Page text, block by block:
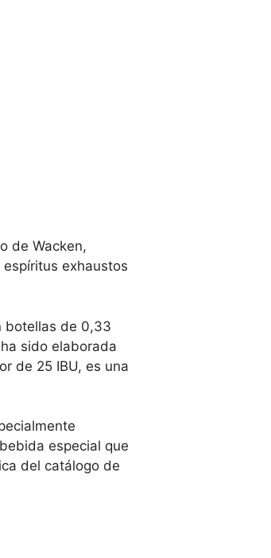
de Wacken,
exhaustos
botellas de 0,33
sido elaborada
de 25 IBU, es una
especial que
del catálogo de